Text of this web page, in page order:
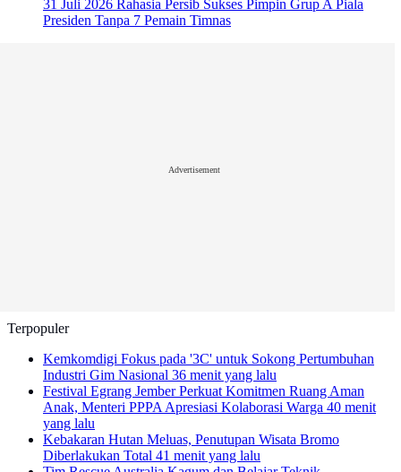
31 Juli 2026 Rahasia Persib Sukses Pimpin Grup A Piala
Presiden Tanpa 7 Pemain Timnas
Advertisement
Terpopuler
Kemkomdigi Fokus pada '3C' untuk Sokong Pertumbuhan
Industri Gim Nasional 36 menit yang lalu
Festival Egrang Jember Perkuat Komitmen Ruang Aman
Anak, Menteri PPPA Apresiasi Kolaborasi Warga 40 menit
yang lalu
Kebakaran Hutan Meluas, Penutupan Wisata Bromo
Diberlakukan Total 41 menit yang lalu